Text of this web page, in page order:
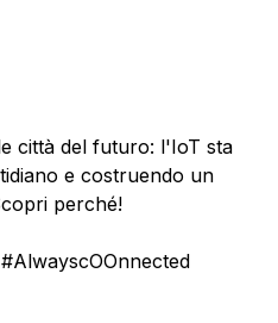
città del futuro: l'IoT sta
e costruendo un
perché!